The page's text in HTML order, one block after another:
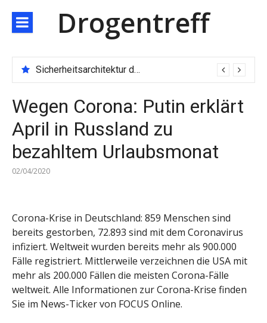
zum
Inhalt
Drogentreff
Sicherheitsarchitektur der nächsten Generation: JARXE kombiniert Multi-Wallet und MPC als Schutzschild für digitales Vertrauen
Wegen Corona: Putin erklärt
April in Russland zu
bezahltem Urlaubsmonat
02/04/2020
Corona-Krise in Deutschland: 859 Menschen sind
bereits gestorben, 72.893 sind mit dem Coronavirus
infiziert. Weltweit wurden bereits mehr als 900.000
Fälle registriert. Mittlerweile verzeichnen die USA mit
mehr als 200.000 Fällen die meisten Corona-Fälle
weltweit. Alle Informationen zur Corona-Krise finden
Sie im News-Ticker von FOCUS Online.